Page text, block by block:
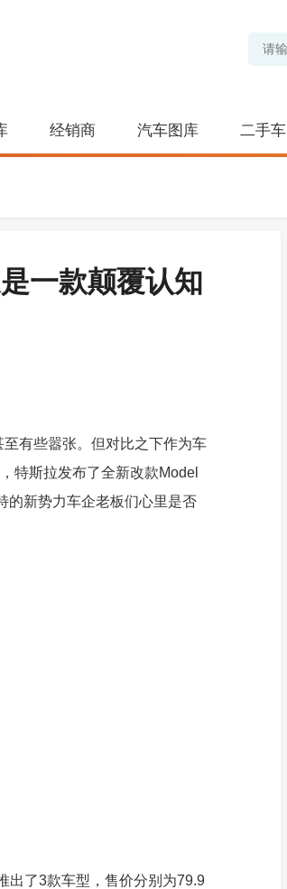
经销商 汽车图库 二手车
一款颠覆认知
有些嚣张。但对比之下作为车
特斯拉发布了全新改款Model
的新势力车企老板们心里是否
出了3款车型，售价分别为79.9